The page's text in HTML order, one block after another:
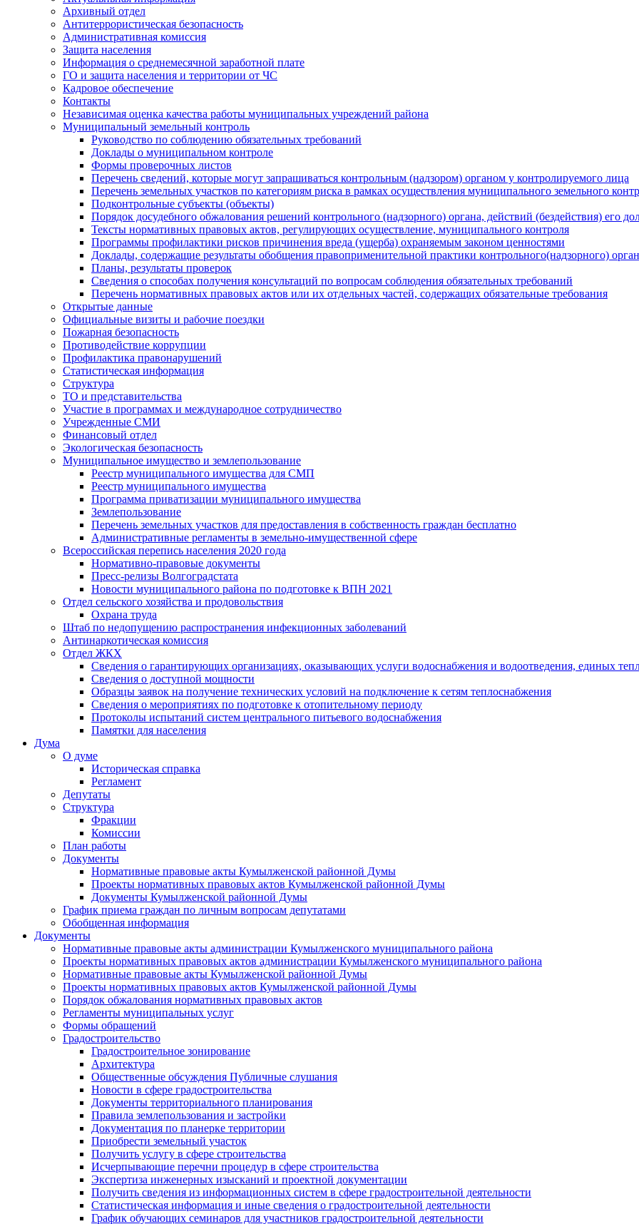
Архивный отдел
Антитеррористическая безопасность
Административная комиссия
Защита населения
Информация о среднемесячной заработной плате
ГО и защита населения и территории от ЧС
Кадровое обеспечение
Контакты
Независимая оценка качества работы муниципальных учреждений района
Муниципальный земельный контроль
Руководство по соблюдению обязательных требований
Доклады о муниципальном контроле
Формы проверочных листов
Перечень сведений, которые могут запрашиваться контрольным (надзором) органом у контролируемого лица
Перечень земельных участков по категориям риска в рамках осуществления муниципального земельного
Подконтрольные субъекты (объекты)
Порядок досудебного обжалования решений контрольного (надзорного) органа, действий (бездействия) его
Тексты нормативных правовых актов, регулирующих осуществление, муниципального контроля
Программы профилактики рисков причинения вреда (ущерба) охраняемым законом ценностями
Доклады, содержащие результаты обобщения правоприменительной практики контрольного(надзорного)
Планы, результаты проверок
Сведения о способах получения консультаций по вопросам соблюдения обязательных требований
Перечень нормативных правовых актов или их отдельных частей, содержащих обязательные требования
Открытые данные
Официальные визиты и рабочие поездки
Пожарная безопасность
Противодействие коррупции
Профилактика правонарушений
Статистическая информация
Структура
ТО и представительства
Участие в программах и международное сотрудничество
Учрежденные СМИ
Финансовый отдел
Экологическая безопасность
Муниципальное имущество и землепользование
Реестр муниципального имущества для СМП
Реестр муниципального имущества
Программа приватизации муниципального имущества
Землепользование
Перечень земельных участков для предоставления в собственность граждан бесплатно
Административные регламенты в земельно-имущественной сфере
Всероссийская перепись населения 2020 года
Нормативно-правовые документы
Пресс-релизы Волгоградстата
Новости муниципального района по подготовке к ВПН 2021
Отдел сельского хозяйства и продовольствия
Охрана труда
Штаб по недопущению распространения инфекционных заболеваний
Антинаркотическая комиссия
Отдел ЖКХ
Сведения о гарантирующих организациях, оказывающих услуги водоснабжения и водоотведения, единых
Сведения о доступной мощности
Образцы заявок на получение технических условий на подключение к сетям теплоснабжения
Сведения о мероприятиях по подготовке к отопительному периоду
Протоколы испытаний систем центрального питьевого водоснабжения
Памятки для населения
Дума
О думе
Историческая справка
Регламент
Депутаты
Структура
Фракции
Комиссии
План работы
Документы
Нормативные правовые акты Кумылженской районной Думы
Проекты нормативных правовых актов Кумылженской районной Думы
Документы Кумылженской районной Думы
График приема граждан по личным вопросам депутатами
Обобщенная информация
Документы
Нормативные правовые акты администрации Кумылженского муниципального района
Проекты нормативных правовых актов администрации Кумылженского муниципального района
Нормативные правовые акты Кумылженской районной Думы
Проекты нормативных правовых актов Кумылженской районной Думы
Порядок обжалования нормативных правовых актов
Регламенты муниципальных услуг
Формы обращений
Градостроительство
Градостроительное зонирование
Архитектура
Общественные обсуждения Публичные слушания
Новости в сфере градостроительства
Документы территориального планирования
Правила землепользования и застройки
Документация по планерке территории
Приобрести земельный участок
Получить услугу в сфере строительства
Исчерпывающие перечни процедур в сфере строительства
Экспертиза инженерных изысканий и проектной документации
Получить сведения из информационных систем в сфере градостроительной деятельности
Статистическая информация и иные сведения о градостроительной деятельности
График обучающих семинаров для участников градостроительной деятельности